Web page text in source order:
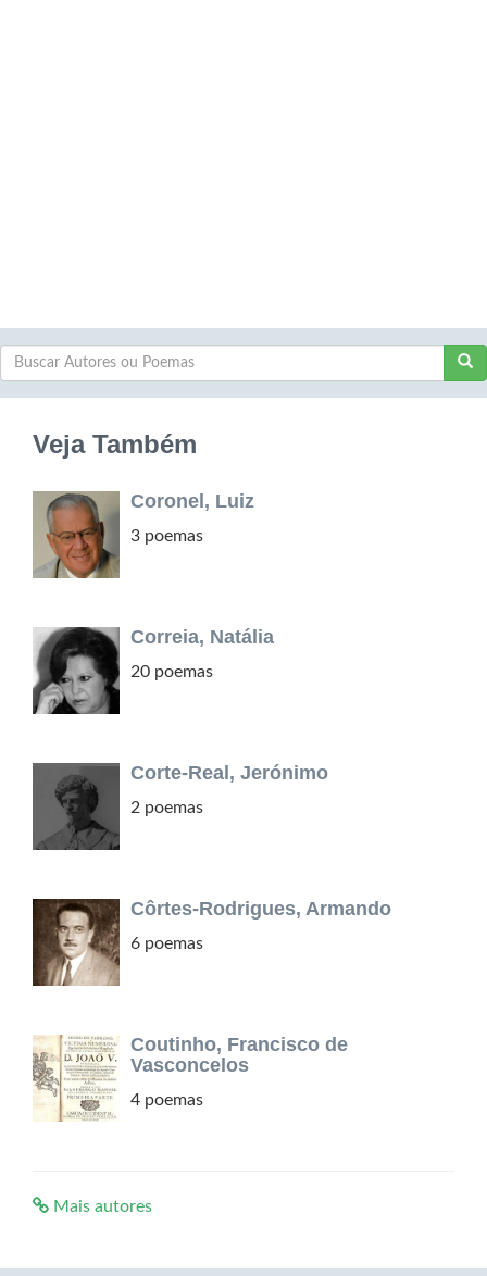
Veja Também
Coronel, Luiz
3 poemas
Correia, Natália
20 poemas
Corte-Real, Jerónimo
2 poemas
Côrtes-Rodrigues, Armando
6 poemas
Coutinho, Francisco de
Vasconcelos
4 poemas
Mais autores